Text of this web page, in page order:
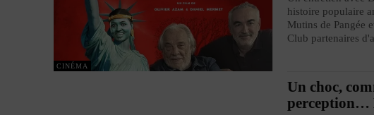
CINÉMA
histoire populaire
Mutins de Pangée
Club partenaires
Un choc,
perception…